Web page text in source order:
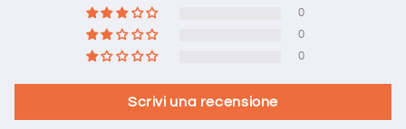
0
0
0
Scrivi una recensione